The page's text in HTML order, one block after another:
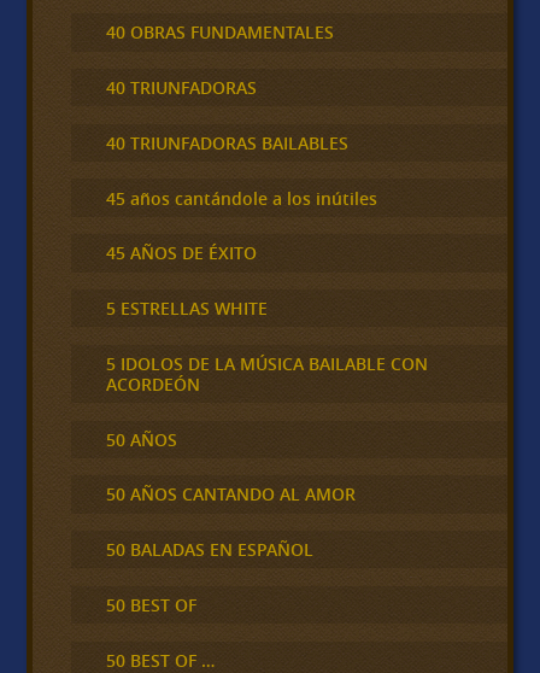
40 OBRAS FUNDAMENTALES
40 TRIUNFADORAS
40 TRIUNFADORAS BAILABLES
45 años cantándole a los inútiles
45 AÑOS DE ÉXITO
5 ESTRELLAS WHITE
5 IDOLOS DE LA MÚSICA BAILABLE CON
ACORDEÓN
50 AÑOS
50 AÑOS CANTANDO AL AMOR
50 BALADAS EN ESPAÑOL
50 BEST OF
50 BEST OF …